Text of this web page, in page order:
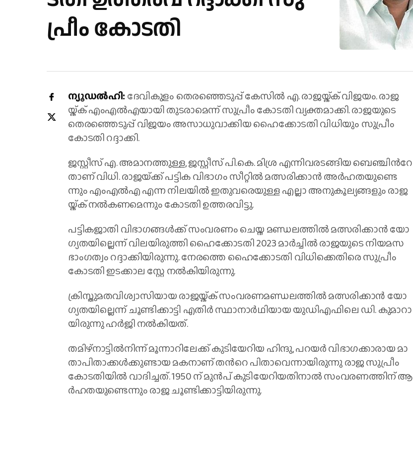
പ്രീം കോ​ട​തി
ന്യൂ​ഡ​ൽ​ഹി: ദേ​വി​കു​ളം തെ​ര​ഞ്ഞെ​ടു​പ്പ് കേ​സി​ൽ എ. ​രാ​ജ​യ്ക്ക് വി​ജ​യം. രാ​ജ​
യ്ക്ക് എം​എ​ൽ​എ​യാ​യി തു​ട​രാ​മെ​ന്ന് സു​പ്രീം കോ​ട​തി വ്യ​ക്ത​മാ​ക്കി. രാ​ജ​യു​ടെ
തെ​ര​ഞ്ഞെ​ടു​പ്പ് വി​ജ​യം അ​സാ​ധു​വാ​ക്കി​യ ഹൈ​ക്കോ​ട​തി വി​ധിയും സു​പ്രീം
കോ​ട​തി റ​ദ്ദാ​ക്കി.
ജ​സ്റ്റീ​സ് എ. ​അ​മാ​ന​ത്തു​ള്ള, ജ​സ്റ്റീ​സ് പി.​കെ. മി​ശ്ര എ​ന്നി​വ​ര​ട​ങ്ങി​യ ബെ​ഞ്ചി​ന്‍റേ​
താ​ണ് വി​ധി. രാ​ജയ്​ക്ക് പ​ട്ടി​ക വി​ഭാ​ഗം സീ​റ്റി​ൽ മ​ത്സ​രി​ക്കാ​ൻ അ​ർ​ഹ​ത​യു​ണ്ടെ​
ന്നും എം​എ​ൽ​എ എ​ന്ന നി​ല​യി​ൽ ഇ​തു​വ​രെ​യു​ള്ള എ​ല്ലാ അ​നു​കൂ​ല്യ​ങ്ങ​ളും രാ​ജ​
യ്ക്ക് ന​ൽ​ക​ണ​മെ​ന്നും കോ​ട​തി ഉ​ത്ത​ര​വി​ട്ടു.
പ​ട്ടി​ക​ജാ​തി വി​ഭാ​ഗ​ങ്ങ​ൾ​ക്ക് സം​വ​ര​ണം​ ചെ​യ്ത മ​ണ്ഡ​ല​ത്തി​ൽ മ​ത്സ​രി​ക്കാ​ൻ യോ​
ഗ്യ​ത​യി​ല്ലെ​ന്ന് വി​ല​യി​രു​ത്തി ഹൈ​ക്കോ​ട​തി 2023 മാ​ർ​ച്ചി​ൽ രാ​ജ​യു​ടെ നി​യ​മ​സ​
ഭാം​ഗ​ത്വം റ​ദ്ദാ​ക്കി​യി​രു​ന്നു. നേ​ര​ത്തെ ഹൈ​ക്കോ​ട​തി വി​ധി​ക്കെ​തി​രെ സു​പ്രീം
കോ​ട​തി ഇ​ട​ക്കാ​ല സ്റ്റേ ​ന​ൽ​കി​യി​രു​ന്നു.
ക്രി​സ്തു​മ​ത​വി​ശ്വാ​സി​യാ​യ രാ​ജ​യ്ക്ക് സം​വ​ര​ണ​മ​ണ്ഡ​ല​ത്തി​ൽ മ​ത്സ​രി​ക്കാ​ൻ യോ​
ഗ്യ​ത​യി​ല്ലെ​ന്ന് ചൂ​ണ്ടി​ക്കാ​ട്ടി എ​തി​ർ സ്ഥാ​നാ​ർ​ഥി​യാ​യ യു​ഡി​എ​ഫി​ലെ ഡി. ​കു​മാ​റാ​
യി​രു​ന്നു ഹ​ർ​ജി ന​ൽ​കി​യ​ത്.
ത​മി​ഴ്നാ​ട്ടി​ൽ​നി​ന്ന് മൂ​ന്നാ​റി​ലേ​ക്ക് കു​ടി​യേ​റി​യ ഹി​ന്ദു, പ​റ​യ​ർ വി​ഭാ​ഗ​ക്കാ​രാ​യ മാ​
താ​പി​താ​ക്ക​ൾ​ക്കു​ണ്ടാ​യ മ​ക​നാ​ണ് ത​ന്‍റെ പി​താ​വെ​ന്നാ​യി​രു​ന്നു രാ​ജ സു​പ്രീം
കോ​ട​തി​യി​ൽ വാ​ദി​ച്ച​ത്. 1950 ന് ​മു​ൻ​പ് കു​ടി​യേ​റി​യ​തി​നാ​ൽ സം​വ​ര​ണ​ത്തി​ന് ആ​
ർ​ഹ​ത​യു​ണ്ടെ​ന്നും രാ​ജ ചൂ​ണ്ടി​ക്കാ​ട്ടിയിരുന്നു.